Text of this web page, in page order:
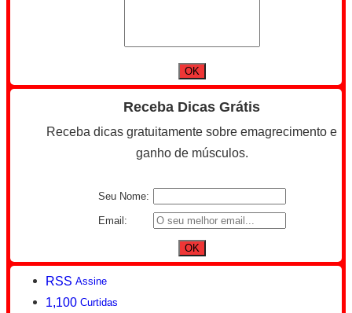
Receba Dicas Grátis
Receba dicas gratuitamente sobre emagrecimento e
ganho de músculos.
Seu Nome:
Email:
RSS Assine
1,100 Curtidas